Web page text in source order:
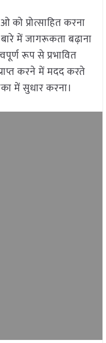
को प्रोत्साहित करना
में जागरूकता बढ़ाना
रूप से प्रभावित
करने में मदद करते
में सुधार करना।